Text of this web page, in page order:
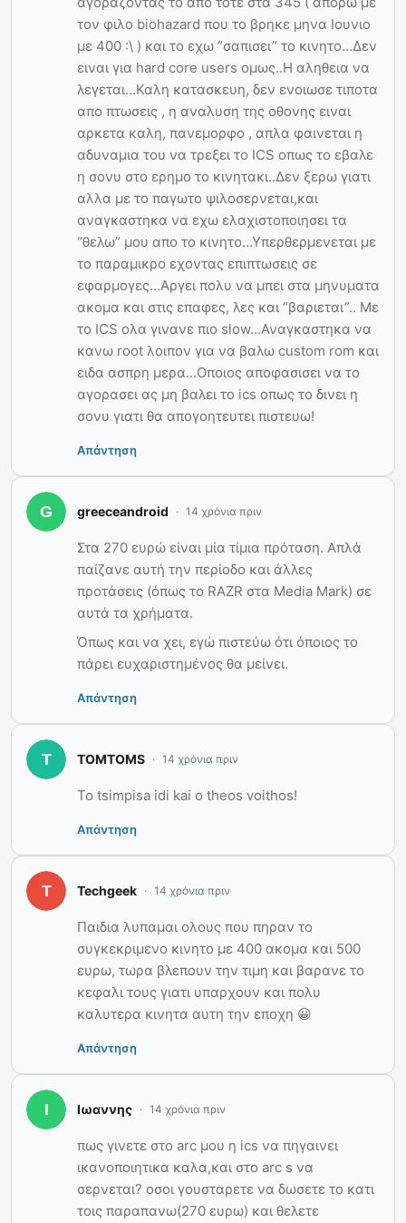
τον φιλο biohazard που το βρηκε μηνα Ιουνιο
με 400 :\ ) και το εχω “σαπισει” το κινητο…Δεν
ειναι για hard core users ομως..Η αληθεια να
λεγεται…Καλη κατασκευη, δεν ενοιωσε τιποτα
απο πτωσεις , η αναλυση της οθονης ειναι
αρκετα καλη, πανεμορφο , απλα φαινεται η
αδυναμια του να τρεξει το ICS οπως το εβαλε
η σονυ στο ερημο το κινητακι..Δεν ξερω γιατι
αλλα με το παγωτο ψιλοσερνεται,και
αναγκαστηκα να εχω ελαχιστοποιησει τα
“θελω” μου απο το κινητο…Υπερθερμενεται με
το παραμικρο εχοντας επιπτωσεις σε
εφαρμογες…Αργει πολυ να μπει στα μηνυματα
ακομα και στις επαφες, λες και “βαριεται”.. Με
το ICS ολα γινανε πιο slow…Αναγκαστηκα να
κανω root λοιπον για να βαλω custom rom και
ειδα ασπρη μερα…Οποιος αποφασισει να το
αγορασει ας μη βαλει το ics οπως το δινει η
σονυ γιατι θα απογοητευτει πιστευω!
Απάντηση
greeceandroid 14 χρόνια πριν
Στα 270 ευρώ είναι μία τίμια πρόταση. Απλά
παίζανε αυτή την περίοδο και άλλες
προτάσεις (όπως το RAZR στα Media Mark) σε
αυτά τα χρήματα.
Όπως και να χει, εγώ πιστεύω ότι όποιος το
πάρει ευχαριστημένος θα μείνει.
Απάντηση
TOMTOMS 14 χρόνια πριν
To tsimpisa idi kai o theos voithos!
Απάντηση
Techgeek 14 χρόνια πριν
Παιδια λυπαμαι ολους που πηραν το
συγκεκριμενο κινητο με 400 ακομα και 500
ευρω, τωρα βλεπουν την τιμη και βαρανε το
κεφαλι τους γιατι υπαρχουν και πολυ
καλυτερα κινητα αυτη την εποχη 😀
Απάντηση
Ιωαννης 14 χρόνια πριν
πως γινετε στο arc μου η ics να πηγαινει
ικανοποιητικα καλα,και στο arc s να
σερνεται? οσοι γουσταρετε να δωσετε το κατι
τοις παραπανω(270 ευρω) και θελετε